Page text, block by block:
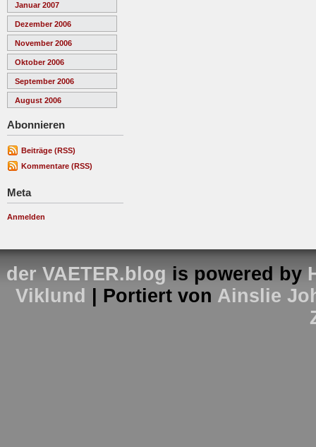
Januar 2007
Dezember 2006
November 2006
Oktober 2006
September 2006
August 2006
Abonnieren
Beiträge (RSS)
Kommentare (RSS)
Meta
Anmelden
der VAETER.blog is powered by
Viklund
| Portiert von Ainslie